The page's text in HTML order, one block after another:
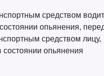
средством
опьянения,
средством лицу,
опьянения